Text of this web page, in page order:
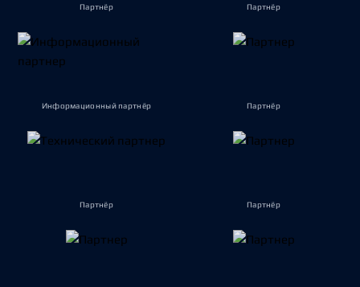
Партнёр Партнёр
Информационный партнёр Партнёр
Партнёр Партнёр